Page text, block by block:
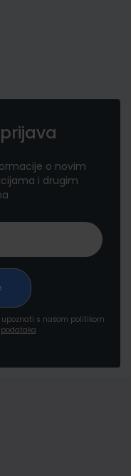
o novim
i drugim
s našom politikom